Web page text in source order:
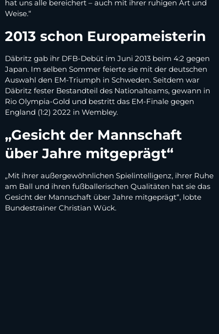
hat uns alle bereichert – auch mit ihrer ruhigen Art und
Weise.“
2013 schon Europameisterin
Däbritz gab ihr DFB-Debüt im Juni 2013 beim 4:2 gegen
Japan. Im selben Sommer feierte sie mit der deutschen
Auswahl den EM-Triumph in Schweden. Seitdem war
Däbritz fester Bestandteil des Nationalteams, gewann in
Rio Olympia-Gold und bestritt das EM-Finale gegen
England (1:2) 2022 in Wembley.
„Gesicht der Mannschaft
über Jahre mitgeprägt“
„Mit ihrer außergewöhnlichen Spielintelligenz, ihrer Ruhe
am Ball und ihren fußballerischen Qualitäten hat sie das
Gesicht der Mannschaft über Jahre mitgeprägt“, lobte
Bundestrainer Christian Wück.